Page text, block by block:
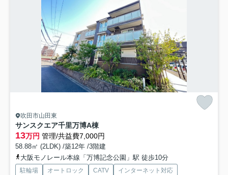
吹田市山田東
サンスクエア千里万博A棟
13万円 管理/共益費7,000円
58.88㎡ (2LDK) /築12年 /3階建
大阪モノレール本線「万博記念公園」駅 徒歩10分
駐輪場 オートロック CATV
インターネット対応